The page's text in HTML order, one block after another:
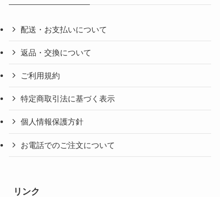
配送・お支払いについて
返品・交換について
ご利用規約
特定商取引法に基づく表示
個人情報保護方針
お電話でのご注文について
リンク